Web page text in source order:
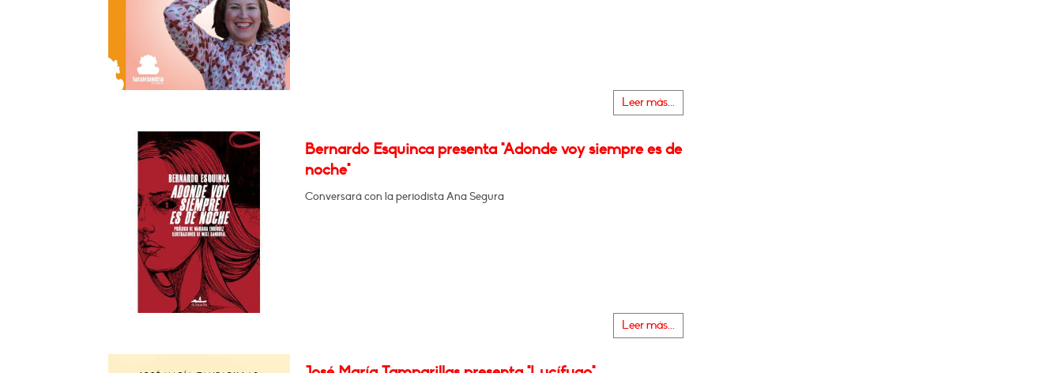
Leer más...
Bernardo Esquinca presenta "Adonde voy siempre es de
noche"
Conversará con la periodista Ana Segura
Leer más...